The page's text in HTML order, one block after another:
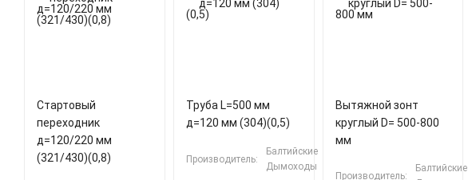
Стартовый
переходник
д=120/220 мм
(321/430)(0,8)
Труба L=500 мм
д=120 мм (304)(0,5)
Производитель:
Балтийские
Дымоходы
Вытяжной зонт
круглый D= 500-800
мм
Производитель:
Балтийские